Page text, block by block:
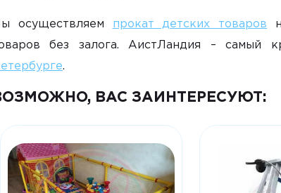
осуществляем прокат детских товаров
без залога. АистЛандия – самый
.
ВАС ЗАИНТЕРЕСУЮТ: